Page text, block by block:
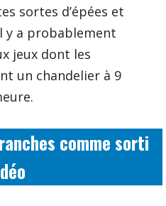
sortes d’épées et
y a probablement
jeux dont les
un chandelier à 9
comme sorti